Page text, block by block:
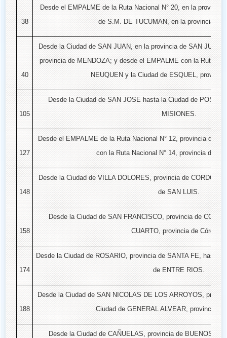
38
Desde el EMPALME de la Ruta Nacional N° 20, en la
de S.M. DE TUCUMAN, en la provincia de
40
Desde la Ciudad de SAN JUAN, en la provincia de SAN JUAN
provincia de MENDOZA; y desde el EMPALME con la Ruta
NEUQUEN y la Ciudad de ESQUEL,
105
Desde la Ciudad de SAN JOSE hasta la Ciudad de
MISIONES.
127
Desde el EMPALME de la Ruta Nacional N° 12, provincia de
con la Ruta Nacional N° 14, provincia de
148
Desde la Ciudad de VILLA DOLORES, provincia de
de SAN LUIS.
158
Desde la Ciudad de SAN FRANCISCO, provincia de
CUARTO, provincia de Córdoba.
174
Desde la Ciudad de ROSARIO, provincia de SANTA FE, hasta
de ENTRE RIOS.
188
Desde la Ciudad de SAN NICOLAS DE LOS ARROYOS,
Ciudad de GENERAL ALVEAR, provincia
Desde la Ciudad de CAÑUELAS, provincia de BUENOS